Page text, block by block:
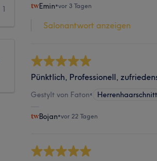
1 Emin•vor 3 Tagen
Salonantwort anzeigen
Pünktlich, Professionell,
Gestylt von Faton• Herrenhaarschnitt
Bojan•vor 22 Tagen